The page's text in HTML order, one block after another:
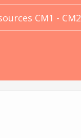
CM1 - CM2